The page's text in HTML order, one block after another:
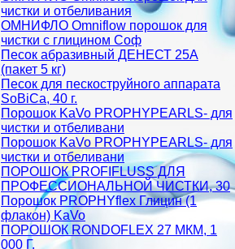
чистки и отбеливания
ОМНИФЛО Omniflow порошок для
чистки с глицином Соф
Песок абразивный ДЕНЕСТ 25А
(пакет 5 кг)
Песок для пескоструйного аппарата
SoBiCa, 40 г.
Порошок KaVo PROPHYPEARLS- для
чистки и отбеливани
Порошок KaVo PROPHYPEARLS- для
чистки и отбеливани
ПОРОШОК PROFIFLUSS ДЛЯ
ПРОФЕССИОНАЛЬНОЙ ЧИСТКИ, 30
Порошок PROPHYflex Глицин (1
флакон) KaVo
ПОРОШОК RONDOFLEX 27 МКМ, 1
000 Г.